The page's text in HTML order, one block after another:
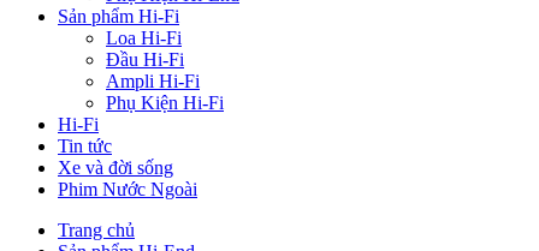
Sản phẩm Hi-Fi
Loa Hi-Fi
Đầu Hi-Fi
Ampli Hi-Fi
Phụ Kiện Hi-Fi
Hi-Fi
Tin tức
Xe và đời sống
Phim Nước Ngoài
Trang chủ